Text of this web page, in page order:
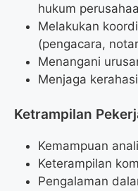
hukum
Melakukan
(pengacara,
Menangani
Menjaga
Ketrampilan
Kemampuan
Keterampilan
Pengalaman